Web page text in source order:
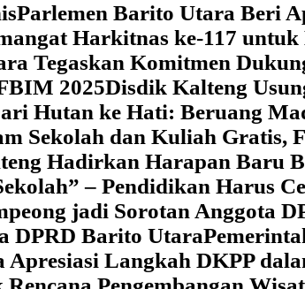
Parlemen Barito Utara Beri
Harkitnas ke-117
Tegaskan Komitmen
2025Disdik Kalteng
Hutan ke Hati: Beruang
Sekolah dan Kuliah Gratis,
Hadirkan Harapan Baru
– Pendidikan Harus
jadi Sorotan Anggota
DPRD Barito Utara
Langkah DKPP